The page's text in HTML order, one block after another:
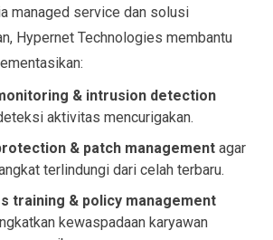
managed service dan solusi
Hypernet Technologies membantu
& intrusion detection
aktivitas mencurigakan.
& patch management agar
terlindungi dari celah terbaru.
training & policy management
kewaspadaan karyawan